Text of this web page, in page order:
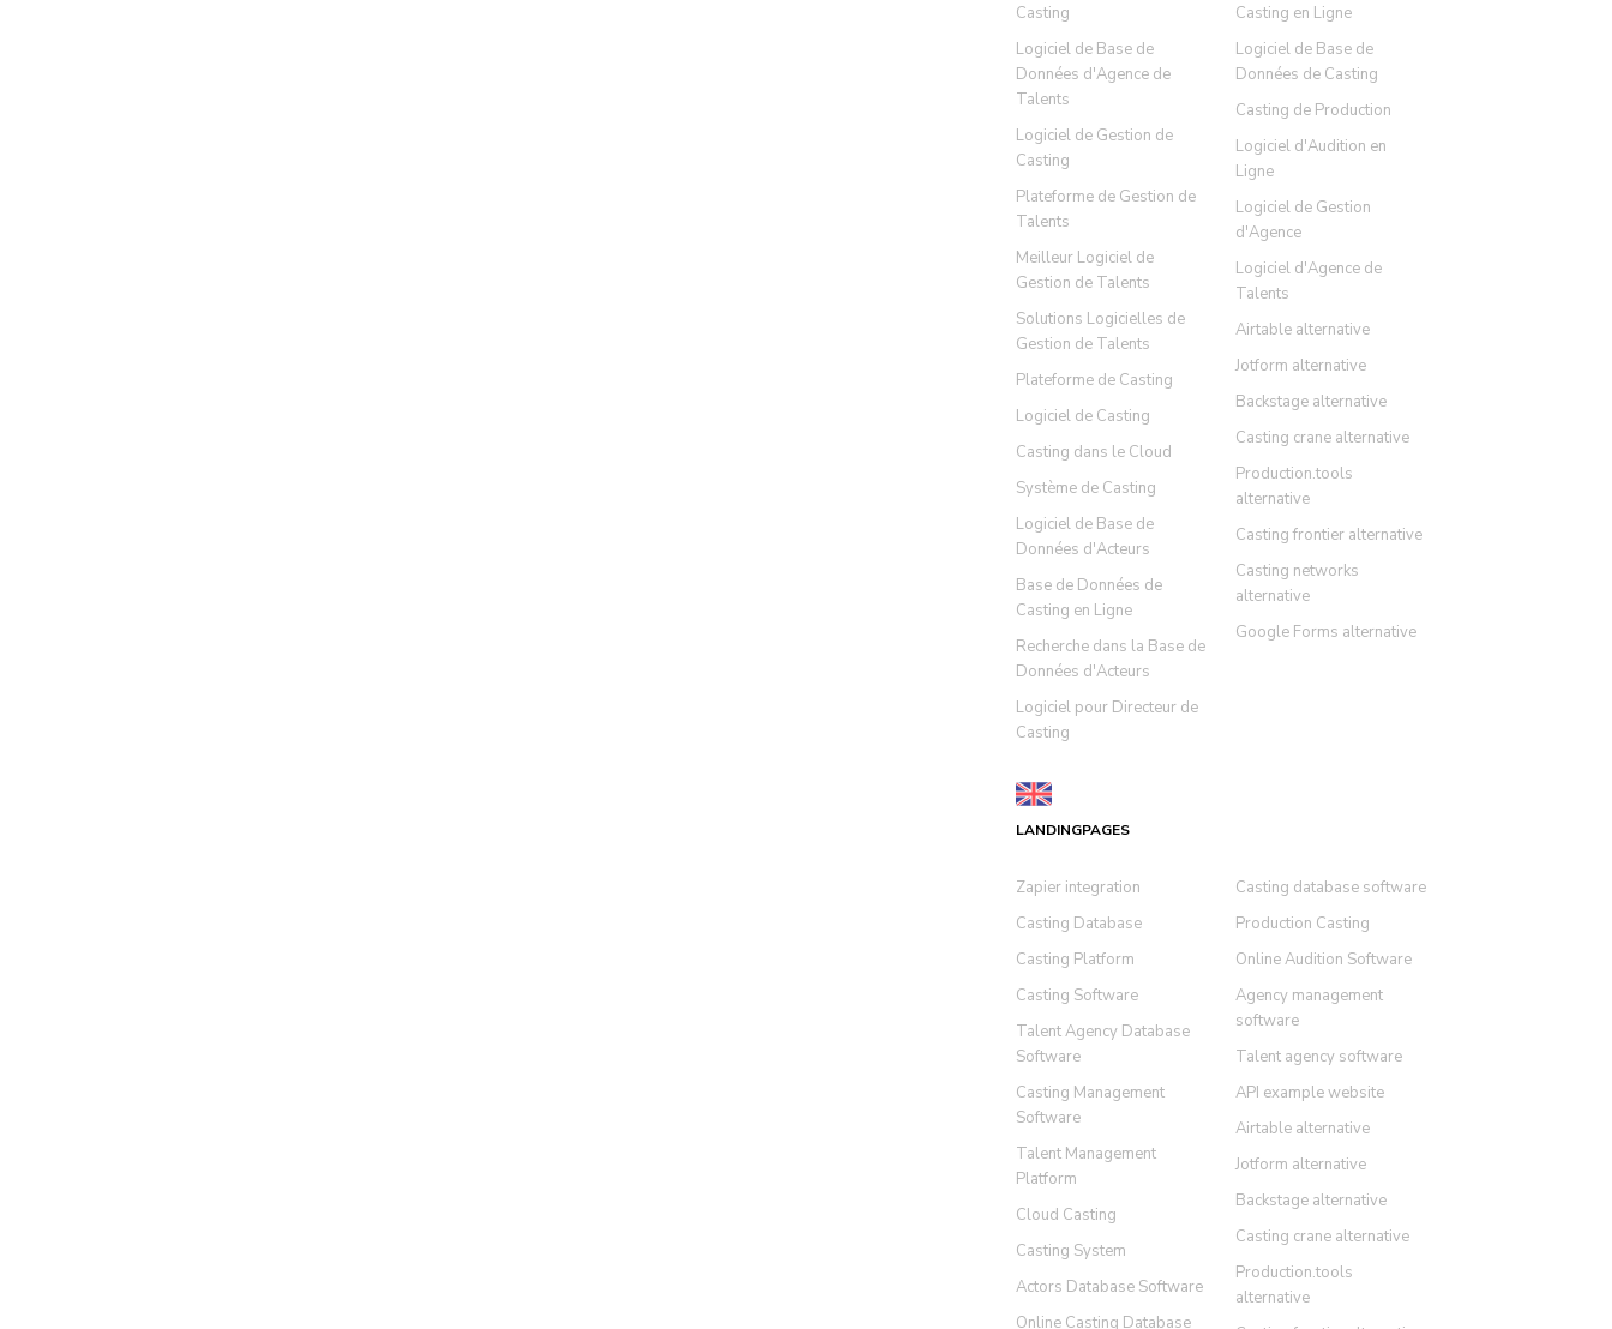
Casting
Logiciel de Base de
Données d'Agence de
Talents
Logiciel de Gestion de
Casting
Plateforme de Gestion de
Talents
Meilleur Logiciel de
Gestion de Talents
Solutions Logicielles de
Gestion de Talents
Plateforme de Casting
Logiciel de Casting
Casting dans le Cloud
Système de Casting
Logiciel de Base de
Données d'Acteurs
Base de Données de
Casting en Ligne
Recherche dans la Base de
Données d'Acteurs
Logiciel pour Directeur de
Casting
Casting en Ligne
Logiciel de Base de
Données de Casting
Casting de Production
Logiciel d'Audition en
Ligne
Logiciel de Gestion
d'Agence
Logiciel d'Agence de
Talents
Airtable alternative
Jotform alternative
Backstage alternative
Casting crane alternative
Production.tools
alternative
Casting frontier alternative
Casting networks
alternative
Google Forms alternative
LANDINGPAGES
Zapier integration
Casting Database
Casting Platform
Casting Software
Talent Agency Database
Software
Casting Management
Software
Talent Management
Platform
Cloud Casting
Casting System
Actors Database Software
Online Casting Database
Casting database software
Production Casting
Online Audition Software
Agency management
software
Talent agency software
API example website
Airtable alternative
Jotform alternative
Backstage alternative
Casting crane alternative
Production.tools
alternative